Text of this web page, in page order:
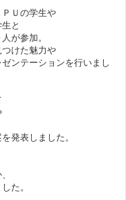
Ｕの学生や
と
が参加。
けた魅力や
ンテーションを行いまし
発表しました。
た。